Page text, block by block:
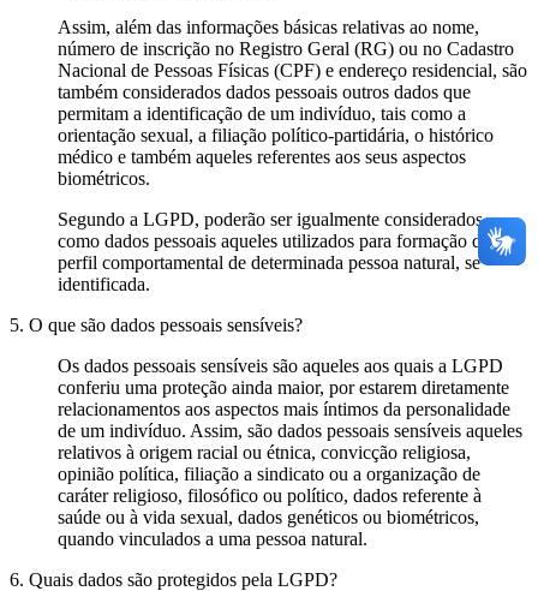
Assim, além das informações básicas relativas ao nome,
número de inscrição no Registro Geral (RG) ou no Cadastro
Nacional de Pessoas Físicas (CPF) e endereço residencial, são
também considerados dados pessoais outros dados que
permitam a identificação de um indivíduo, tais como a
orientação sexual, a filiação político-partidária, o histórico
médico e também aqueles referentes aos seus aspectos
biométricos.
Segundo a LGPD, poderão ser igualmente considerados
como dados pessoais aqueles utilizados para formação do
perfil comportamental de determinada pessoa natural, se
identificada.
5. O que são dados pessoais sensíveis?
Os dados pessoais sensíveis são aqueles aos quais a LGPD
conferiu uma proteção ainda maior, por estarem diretamente
relacionamentos aos aspectos mais íntimos da personalidade
de um indivíduo. Assim, são dados pessoais sensíveis aqueles
relativos à origem racial ou étnica, convicção religiosa,
opinião política, filiação a sindicato ou a organização de
caráter religioso, filosófico ou político, dados referente à
saúde ou à vida sexual, dados genéticos ou biométricos,
quando vinculados a uma pessoa natural.
6. Quais dados são protegidos pela LGPD?